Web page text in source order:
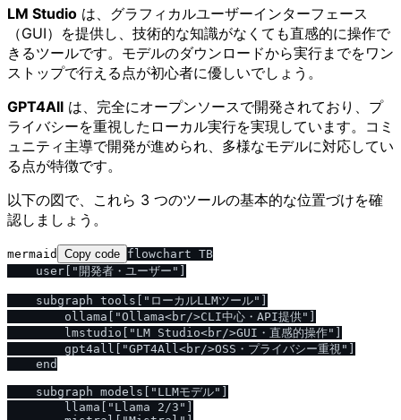
LM Studio は、グラフィカルユーザーインターフェース
（GUI）を提供し、技術的な知識がなくても直感的に操作で
きるツールです。モデルのダウンロードから実行までをワン
ストップで行える点が初心者に優しいでしょう。
GPT4All は、完全にオープンソースで開発されており、プ
ライバシーを重視したローカル実行を実現しています。コミ
ュニティ主導で開発が進められ、多様なモデルに対応してい
る点が特徴です。
以下の図で、これら 3 つのツールの基本的な位置づけを確
認しましょう。
mermaid Copy code flowchart TB
    user["開発者・ユーザー"]
    subgraph tools["ローカルLLMツール"]
        ollama["Ollama<br/>CLI中心・API提供"]
        lmstudio["LM Studio<br/>GUI・直感的操作"]
        gpt4all["GPT4All<br/>OSS・プライバシー重視"]
    end
    subgraph models["LLMモデル"]
        llama["Llama 2/3"]